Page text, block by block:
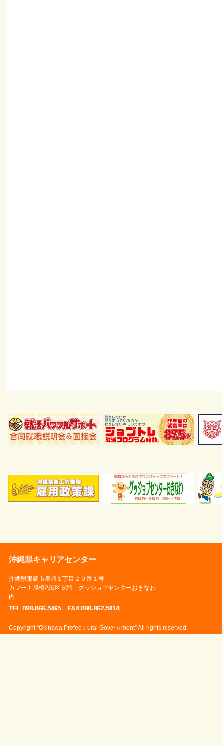
沖縄県キャリアセンター
沖縄県那覇市泉崎１丁目２０番１号
カフーナ旭橋A街区６階 グッジョブセンターおきなわ
内
TEL 098-866-5465 FAX 098-862-5014
Copyright “Okinawa Prefecｔural Goverｎment” All rights reserved.